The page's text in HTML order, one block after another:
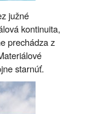
južné
kontinuita,
prechádza z
starnúť.